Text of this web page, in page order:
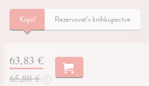
Kúpiť Rezervovať v kníhkupectve
63,83 €
65,80 € ?